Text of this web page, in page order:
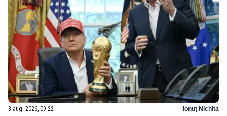
8 aug. 2026, 09:22 Ionuț Nichita